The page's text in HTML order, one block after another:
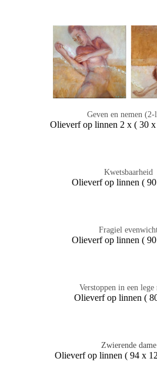
Geven en nemen
Olieverf op linnen 2 x ( 30
Kwetsbaarheid
Olieverf op linnen (
Fragiel
Olieverf op linnen (
Verstoppen in een
Olieverf op linnen (
Zwierende dame
Olieverf op linnen ( 94 x